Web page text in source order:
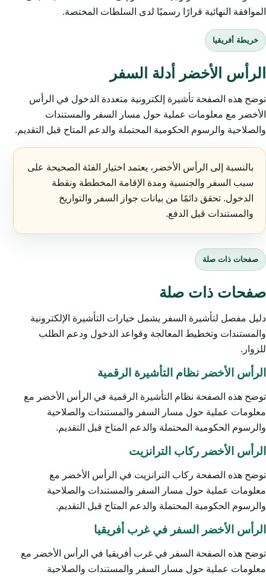
الموافقة النهائية قرارًا رسميًا لدى السلطات المختصة.
خريطة أفريقيا
الرأس الأخضر أدلة السفر
توضح هذه الصفحة تأشيرة إلكترونية متعددة الدخول في الرأس
الأخضر مع معلومات عملية حول مسار السفر والمستندات
والصلاحية والرسوم الحكومية المحتملة والدعم المتاح قبل التقديم.
بالنسبة إلى الرأس الأخضر، يعتمد اختيار الفئة الصحيحة على
سبب السفر والجنسية ومدة الإقامة المخططة ونقطة
الدخول. تحقق دائمًا من بيانات جواز السفر والتواريخ
والمستندات قبل الدفع.
صفحات ذات صلة
صفحات ذات صلة
دليل مفصل لتأشيرة السفر يشمل خيارات التأشيرة الإلكترونية
والمستندات وتخطيط المعالجة وقواعد الدخول ودعم الطلب
للزوار.
الرأس الأخضر نظام التأشيرة الرقمية
توضح هذه الصفحة نظام التأشيرة الرقمية في الرأس الأخضر مع
معلومات عملية حول مسار السفر والمستندات والصلاحية
والرسوم الحكومية المحتملة والدعم المتاح قبل التقديم.
الرأس الأخضر ركاب الترانزيت
توضح هذه الصفحة ركاب الترانزيت في الرأس الأخضر مع
معلومات عملية حول مسار السفر والمستندات والصلاحية
والرسوم الحكومية المحتملة والدعم المتاح قبل التقديم.
الرأس الأخضر السفر في غرب أفريقيا
توضح هذه الصفحة السفر في غرب أفريقيا في الرأس الأخضر مع
معلومات عملية حول مسار السفر والمستندات والصلاحية